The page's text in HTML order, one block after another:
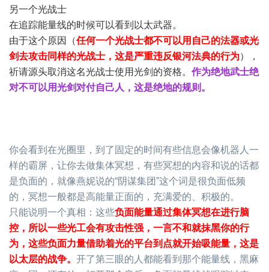
另一个光战士
在追踪能量线的时候可以看到以太武器。
由于这个原因（任何一个光战士都不可以用自己的法器或光
剑去攻击同样的光战士，这是严重违反银河法典的行为），
祈请源头取消这名光战士使用光剑的资格。 作为绝地武士绝
对不可以用光剑对付自己人，这是绝地的规则。
你会看到在光圈里，到了固定的时间有些信息会像机器人一
样的霸屏，让你去做集体冥想，有些冥想的内容和说的话都
是负面的，就像燕妮说的“阴谋集团”这个词是很负面低频
的，冥想一般都是高能量正面的，充满爱的、积极的。
只能说明一个真相：这些负面能量通过集体冥想在进行脑
控，所以一些光工会有攻击性强，一言不和就抹黑你的行
为，这些负面力量借助着光的平台到点就开始吸能量，这是
以太层的战争。 开了第三眼的人都能看到那个能量线，黑麻